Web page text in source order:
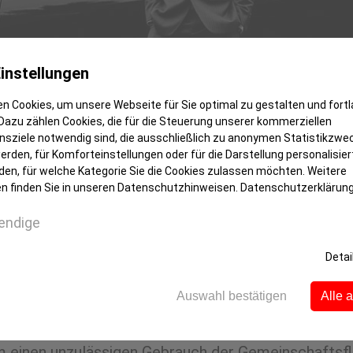
ist nicht als Parkplatz
Menschen gleichzeitig auch die liebste
einer Wohnungseigentümergemeinschaft
Cookies, um unsere Webseite für Sie optimal zu gestalten und
zählen Cookies, die für die Steuerung unserer kommerziellen
notwendig sind, die ausschließlich zu anonymen
für Komforteinstellungen oder für die Darstellung
für welche Kategorie Sie die Cookies zulassen möchten. Weitere
finden Sie in unseren Datenschutzhinweisen. Datenschutzerklärung
Auswahl bestätigen Alle